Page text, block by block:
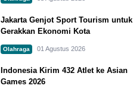
Jakarta Genjot Sport Tourism untuk
Gerakkan Ekonomi Kota
Olahraga 01 Agustus 2026
Indonesia Kirim 432 Atlet ke Asian
Games 2026